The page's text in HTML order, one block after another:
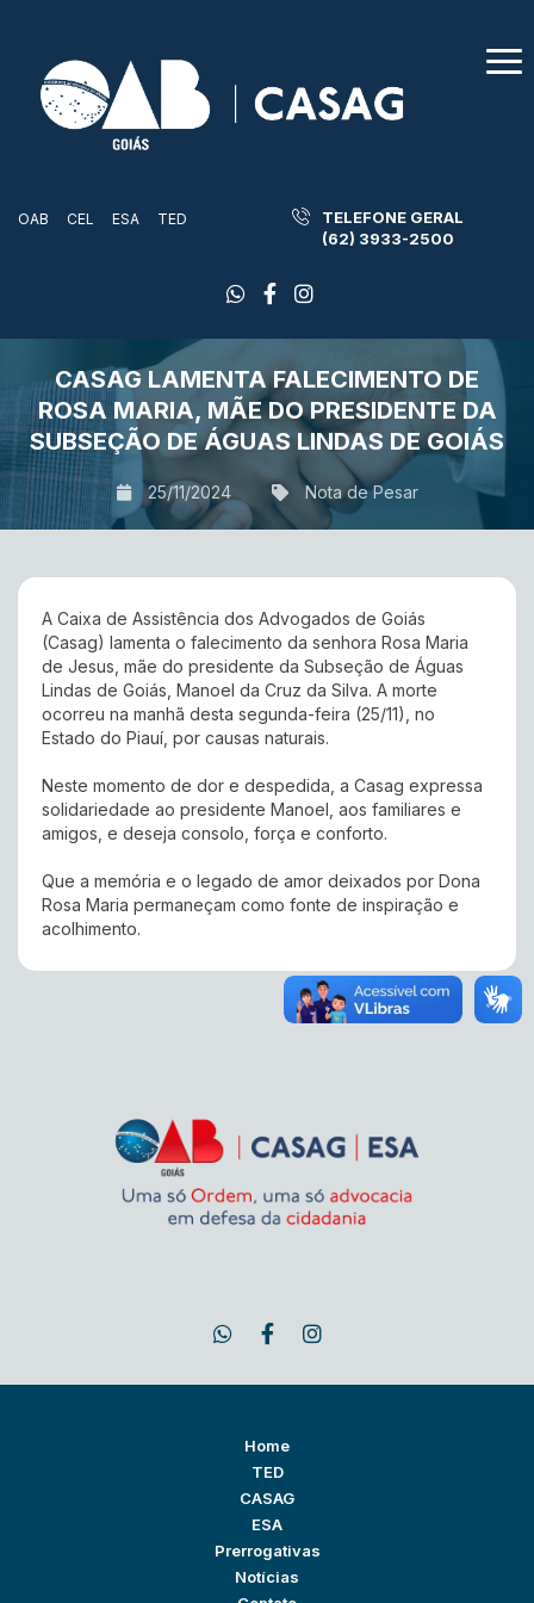
OAB CEL ESA TED
TELEFONE GERAL
(62) 3933-2500
CASAG LAMENTA FALECIMENTO DE
ROSA MARIA, MÃE DO PRESIDENTE DA
SUBSEÇÃO DE ÁGUAS LINDAS DE GOIÁS
25/11/2024 Nota de Pesar
A Caixa de Assistência dos Advogados de Goiás
(Casag) lamenta o falecimento da senhora Rosa Maria
de Jesus, mãe do presidente da Subseção de Águas
Lindas de Goiás, Manoel da Cruz da Silva. A morte
ocorreu na manhã desta segunda-feira (25/11), no
Estado do Piauí, por causas naturais.
Neste momento de dor e despedida, a Casag expressa
solidariedade ao presidente Manoel, aos familiares e
amigos, e deseja consolo, força e conforto.
Que a memória e o legado de amor deixados por Dona
Rosa Maria permaneçam como fonte de inspiração e
acolhimento.
Home
TED
CASAG
ESA
Prerrogativas
Notícias